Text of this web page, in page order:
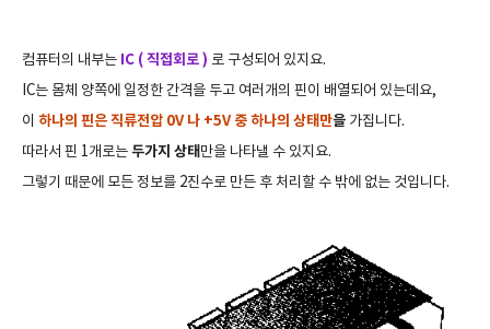
컴퓨터의 내부는 IC ( 직접회로 ) 로 구성되어 있지요.
IC는 몸체 양쪽에 일정한 간격을 두고 여러개의 핀이 배열되어 있는데요,
이 하나의 핀은 직류전압 0V 나 +5V 중 하나의 상태만을 가집니다.
따라서 핀 1개로는두가지 상태만을 나타낼 수 있지요.
그렇기 때문에 모든 정보를 2진수로 만든 후 처리할 수 밖에 없는 것입니다.